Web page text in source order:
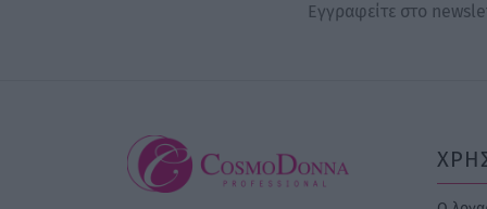
Εγγραφείτε στο